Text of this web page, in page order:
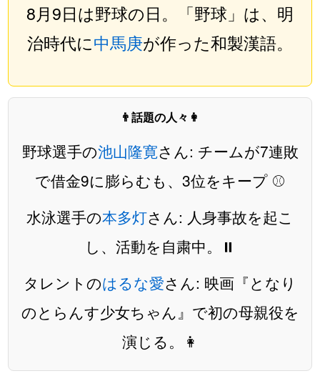
8月9日は野球の日。「野球」は、明
治時代に中馬庚が作った和製漢語。
👨話題の人々👩
野球選手の池山隆寛さん: チームが7連敗
で借金9に膨らむも、3位をキープ ⚾️
水泳選手の本多灯さん: 人身事故を起こ
し、活動を自粛中。⏸️
タレントのはるな愛さん: 映画『となり
のとらんす少女ちゃん』で初の母親役を
演じる。👩